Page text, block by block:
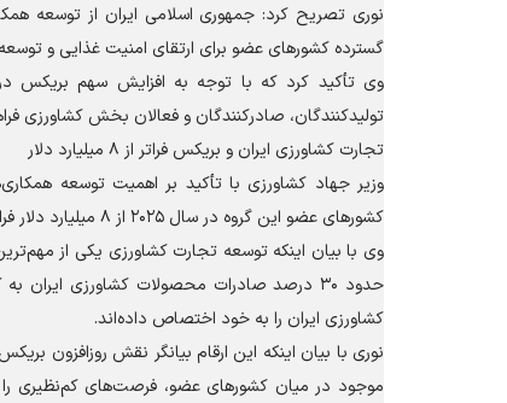
نوری تصریح کرد: جمهوری اسلامی ایران از توسعه
گسترده کشور‌های عضو برای ارتقای امنیت غذایی و
وی تأکید کرد که با توجه به افزایش سهم بریکس
تولیدکنندگان، صادرکنندگان و فعالان بخش کشاورزی
تجارت کشاورزی ایران و بریکس فراتر از ۸ میلیارد دلار
وزیر جهاد کشاورزی با تأکید بر اهمیت توسعه
کشور‌های عضو این گروه در سال ۲۰۲۵ از ۸ میلیارد دلار فراتر رفته است.
کشاورزی ایران را به خود اختصاص داده‌اند.
نوری با بیان اینکه این ارقام بیانگر نقش روزافزون
موجود در میان کشور‌های عضو، فرصت‌های کم‌نظیری را